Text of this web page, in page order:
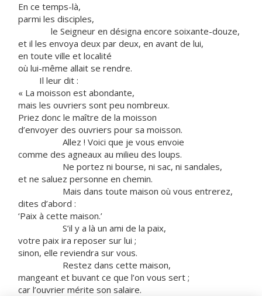
En ce temps-là,
parmi les disciples,
le Seigneur en désigna encore soixante-douze,
et il les envoya deux par deux, en avant de lui,
en toute ville et localité
où lui-même allait se rendre.
Il leur dit :
« La moisson est abondante,
mais les ouvriers sont peu nombreux.
Priez donc le maître de la moisson
d’envoyer des ouvriers pour sa moisson.
Allez ! Voici que je vous envoie
comme des agneaux au milieu des loups.
Ne portez ni bourse, ni sac, ni sandales,
et ne saluez personne en chemin.
Mais dans toute maison où vous entrerez,
dites d’abord :
‘Paix à cette maison.’
S’il y a là un ami de la paix,
votre paix ira reposer sur lui ;
sinon, elle reviendra sur vous.
Restez dans cette maison,
mangeant et buvant ce que l’on vous sert ;
car l’ouvrier mérite son salaire.